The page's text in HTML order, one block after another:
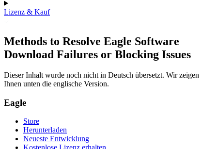
Lizenz & Kauf
Methods to Resolve Eagle Software
Download Failures or Blocking Issues
Dieser Inhalt wurde noch nicht in Deutsch übersetzt. Wir zeigen
Ihnen unten die englische Version.
Eagle
Store
Herunterladen
Neueste Entwicklung